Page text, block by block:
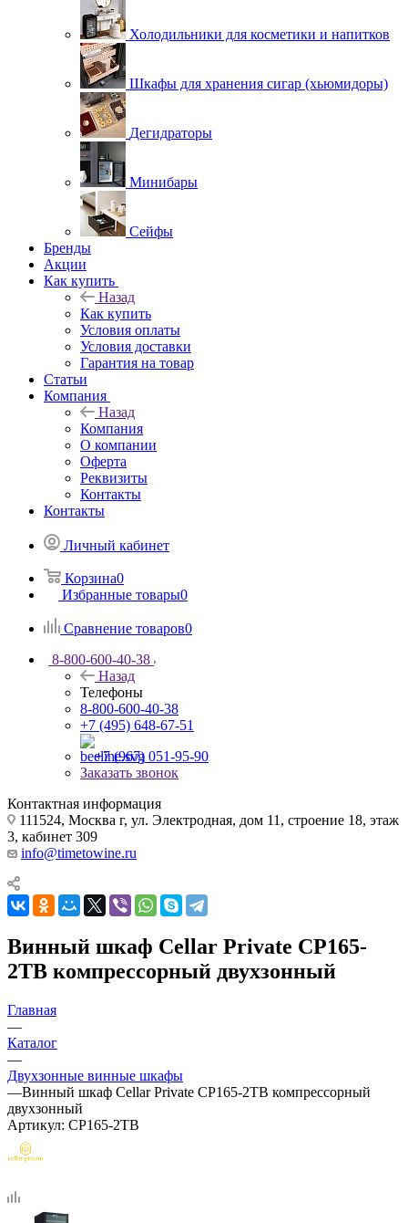
Холодильники для косметики и напитков
Шкафы для хранения сигар (хьюмидоры)
Дегидраторы
Минибары
Сейфы
Бренды
Акции
Как купить
Назад
Как купить
Условия оплаты
Условия доставки
Гарантия на товар
Статьи
Компания
Назад
Компания
О компании
Оферта
Реквизиты
Контакты
Контакты
Личный кабинет
Корзина0
Избранные товары0
Сравнение товаров0
8-800-600-40-38
Назад
Телефоны
8-800-600-40-38
+7 (495) 648-67-51
+7 (967) 051-95-90
Заказать звонок
Контактная информация
111524, Москва г, ул. Электродная, дом 11, строение 18, этаж
3, кабинет 309
info@timetowine.ru
Винный шкаф Cellar Private CP165-
2TB компрессорный двухзонный
Главная
—
Каталог
—
Двухзонные винные шкафы
—Винный шкаф Cellar Private CP165-2TB компрессорный
двухзонный
Артикул: CP165-2TB